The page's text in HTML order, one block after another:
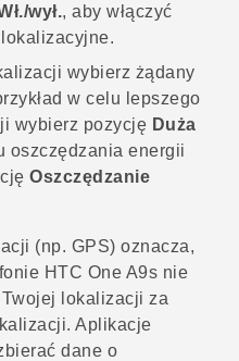
wył., aby włączyć
lokalizacyjne.
wybierz żądany
w celu lepszego
wybierz pozycję Duża
oszczędzania energii
Oszczędzanie
(np. GPS) oznacza,
HTC One A9s nie
lokalizacji za
Aplikacje
dane o